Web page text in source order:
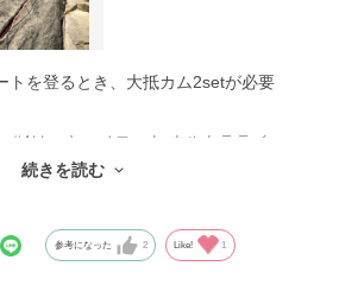
トを登るとき、大抵カム2setが必要
#4は、キャメロット ウルトラライ
。
ートでの重量差は、軽量カラビナ5～
続きを読む
参考になった 2 Like! 1